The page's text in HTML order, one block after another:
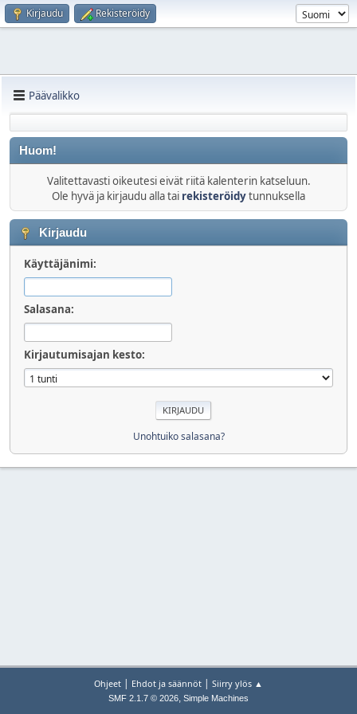
Kirjaudu Rekisteröidy
Päävalikko
Huom!
Valitettavasti oikeutesi eivät riitä kalenterin katseluun.
Ole hyvä ja kirjaudu alla tai rekisteröidytunnuksella
Kirjaudu
Käyttäjänimi:
Salasana:
Kirjautumisajan kesto:
Unohtuiko salasana?
Ohjeet | Ehdot ja säännöt | Siirry ylös ▲
SMF 2.1.7 © 2026, Simple Machines